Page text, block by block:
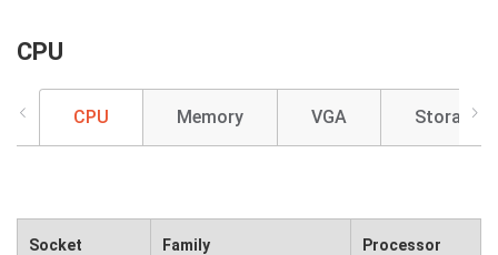
CPU
CPU Memory VGA Storage
Socket Family Processor